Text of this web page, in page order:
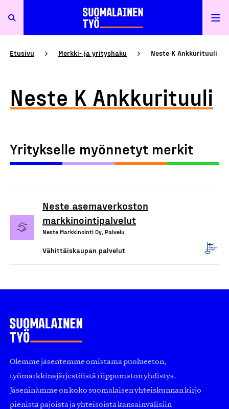
Etusivu Merkki- ja yrityshaku Neste K Ankkurituuli
Neste K Ankkurituuli
Yritykselle myönnetyt merkit
Neste asemaverkoston
markkinointipalvelut
Neste Markkinointi Oy, Palvelu
Vähittäiskaupan palvelut
Olemme jäsentemme omistama puolueeton,
työmarkkinajärjestöistä riippumaton yhdistys.
Jäseninämme on koko suomalaisen yhteiskunnan kirjo
pienistä pajoista ja yhteisöistä kansainvälisiin